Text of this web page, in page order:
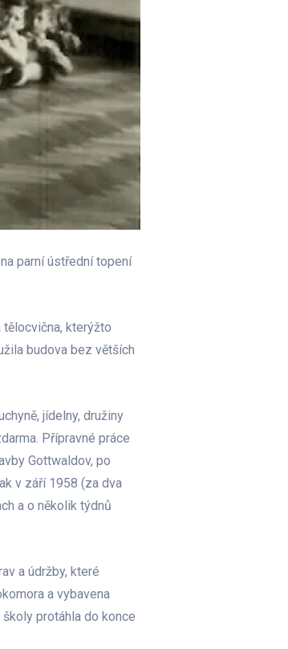
parní ústřední topení
kterýžto
budova bez větších
jídelny, družiny
Přípravné práce
Gottwaldov, po
v září 1958 (za dva
a o několik týdnů
a údržby, které
a vybavena
protáhla do konce